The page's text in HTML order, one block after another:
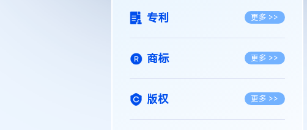
专利 更多 >>
商标 更多 >>
版权 更多 >>